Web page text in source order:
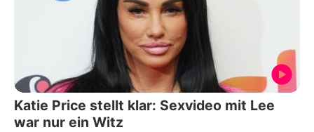
Katie Price stellt klar: Sexvideo mit Lee
war nur ein Witz